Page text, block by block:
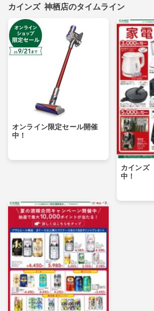
カインズ 神栖店のタイムライン
オンライン限定セール開催
中！
カインズ
中！